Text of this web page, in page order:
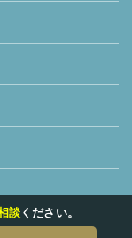
談ください。